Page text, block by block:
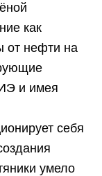
как
от нефти на
и имея
себя
умело